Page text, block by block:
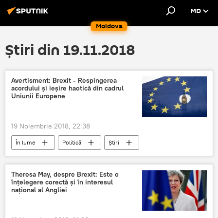
Moldova
MD
Știri din 19.11.2018
Avertisment: Brexit - Respingerea
acordului și ieșire haotică din cadrul
Uniunii Europene
19 Noiembrie 2018, 22:38
În lume Politică
Știri
Uniunea Europeana
Brexit
avertisment
acord
respingere
haos
Theresa May, despre Brexit: Este o
înțelegere corectă și în interesul
național al Angliei